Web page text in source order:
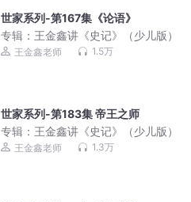
世家系列-第167集《论语》
专辑： 王金鑫讲《史记》（少儿版）
王金鑫老师 1.5万
世家系列-第183集 帝王之师
专辑： 王金鑫讲《史记》（少儿版）
王金鑫老师 1.3万